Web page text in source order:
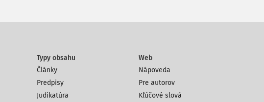
Typy obsahu
Články
Predpisy
Judikatúra
Web
Nápoveda
Pre autorov
Kľúčové slová